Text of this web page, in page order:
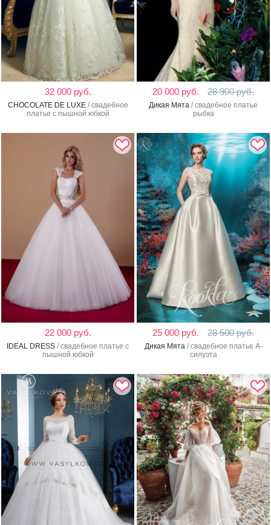
32 000 руб.
CHOCOLATE DE LUXE/ свадебное
платье с пышной юбкой
20 000 руб. 28 900 руб.
Дикая Мята / свадебное платье
рыбка
22 000 руб.
IDEAL DRESS / свадебное платье с
пышной юбкой
25 000 руб. 28 500 руб.
Дикая Мята/ свадебное платье А-
силуэта